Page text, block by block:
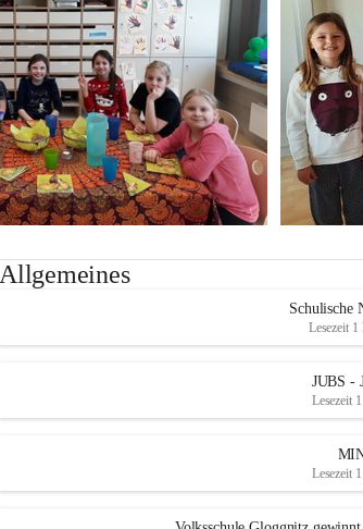
Allgemeines
Schulische
Lesezeit
JUBS -
Lesezeit
Lesezeit